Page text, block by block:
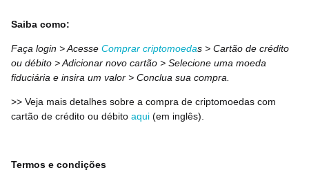
Saiba como:
Faça login > Acesse Comprar criptomoedas > Cartão de crédito
ou débito > Adicionar novo cartão > Selecione uma moeda
fiduciária e insira um valor > Conclua sua compra.
>> Veja mais detalhes sobre a compra de criptomoedas com
cartão de crédito ou débito aqui (em inglês).
Termos e condições